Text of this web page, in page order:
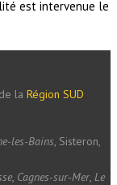
est intervenue le
la Région SUD
les-Bains, Sisteron,
, Cagnes-sur-Mer, Le